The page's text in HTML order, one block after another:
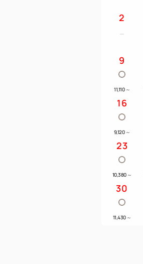
2
9
11,110 ～
16
9,120 ～
23
10,380 ～
30
11,430 ～